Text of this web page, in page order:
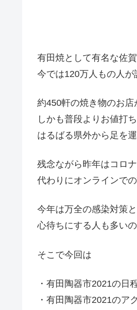
有田焼として有名な佐賀
今では120万人もの人が
約450軒の焼き物のお店
しかも普段よりお値打
はるばる県外から足を
残念ながら昨年はコロ
代わりにオンラインで
今年は万全の感染対策
心待ちにする人も多い
そこで今回は
・有田陶器市2021の日
・有田陶器市2021のア